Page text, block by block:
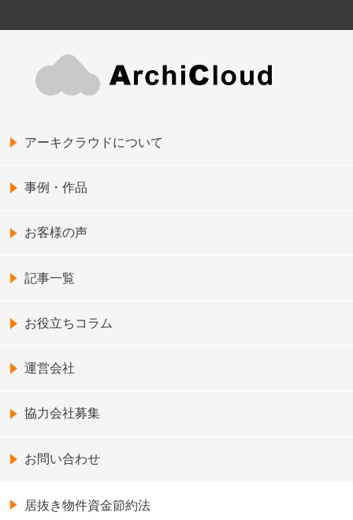
アーキクラウドについて
事例・作品
お客様の声
記事一覧
お役立ちコラム
運営会社
協力会社募集
お問い合わせ
居抜き物件資金節約法